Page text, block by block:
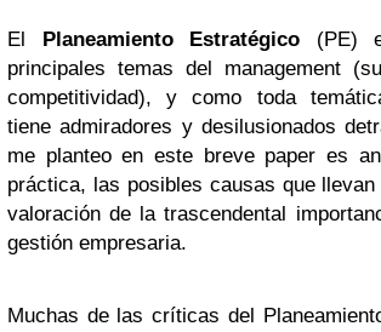
El Planeamiento Estratégico (PE)
principales temas del management
competitividad), y como toda
tiene admiradores y desilusionados
me planteo en este breve paper es
práctica, las posibles causas que
valoración de la trascendental
gestión empresaria.
Muchas de las críticas del